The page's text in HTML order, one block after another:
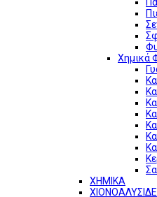
Χημικά
ΧΗΜΙΚΑ